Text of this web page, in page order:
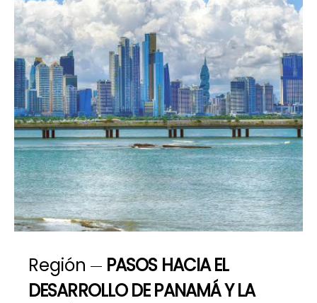
Región
PASOS HACIA EL
DESARROLLO DE PANAMÁ Y LA